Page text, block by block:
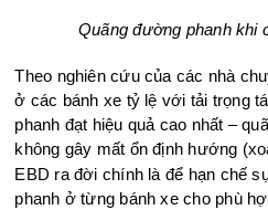
Quãng đường phanh khi
Theo nghiên cứu của các nhà
ở các bánh xe tỷ lệ với tải trọng
phanh đạt hiệu quả cao nhất –
không gây mất ổn định hướng
EBD ra đời chính là để hạn chế
phanh ở từng bánh xe cho phù